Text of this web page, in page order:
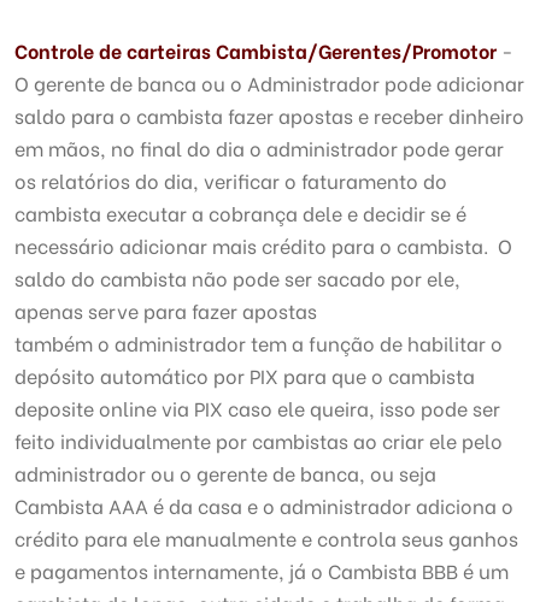
Controle de carteiras Cambista/Gerentes/Promotor -
O gerente de banca ou o Administrador pode adicionar
saldo para o cambista fazer apostas e receber dinheiro
em mãos, no final do dia o administrador pode gerar
os relatórios do dia, verificar o faturamento do
cambista executar a cobrança dele e decidir se é
necessário adicionar mais crédito para o cambista. O
saldo do cambista não pode ser sacado por ele,
apenas serve para fazer apostas
também o administrador tem a função de habilitar o
depósito automático por PIX para que o cambista
deposite online via PIX caso ele queira, isso pode ser
feito individualmente por cambistas ao criar ele pelo
administrador ou o gerente de banca, ou seja
Cambista AAA é da casa e o administrador adiciona o
crédito para ele manualmente e controla seus ganhos
e pagamentos internamente, já o Cambista BBB é um